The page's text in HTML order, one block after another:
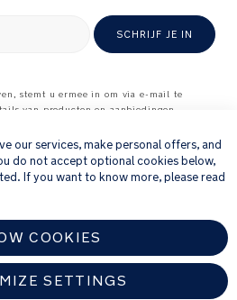
SCHRIJF JE IN
stemt u ermee in om via e-mail te
van producten en aanbiedingen
en diensten die u bij ons hebt gekocht.
voor meer informatie over hoe wij uw
.
our services, make personal offers, and
do not accept optional cookies below,
If you want to know more, please read
COOKIES
SETTINGS